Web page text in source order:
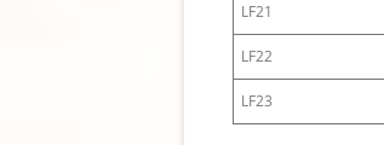
LF21
LF22
LF23